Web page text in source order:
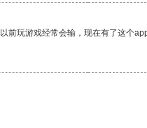
玩游戏经常会输，现在有了这个